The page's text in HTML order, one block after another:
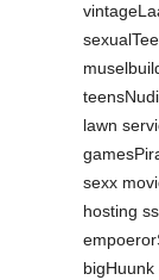
lawn
sexx
hosting